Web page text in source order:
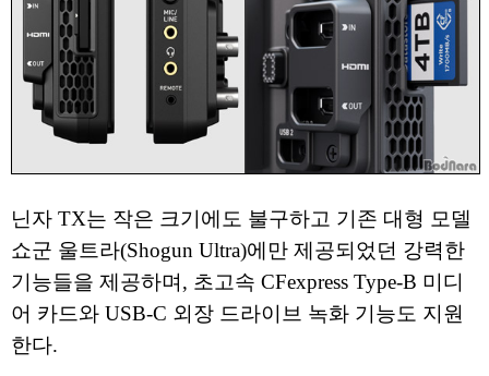
닌자 TX는 작은 크기에도 불구하고 기존 대형 모델
쇼군 울트라(Shogun Ultra)에만 제공되었던 강력한
기능들을 제공하며, 초고속 CFexpress Type-B 미디
어 카드와 USB-C 외장 드라이브 녹화 기능도 지원
한다.